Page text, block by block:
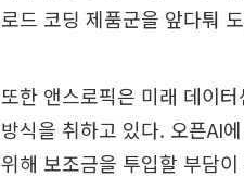
로드 코딩 제품군을 앞다퉈
또한 앤스로픽은 미래 데이
방식을 취하고 있다. 오픈AI
위해 보조금을 투입할 부담